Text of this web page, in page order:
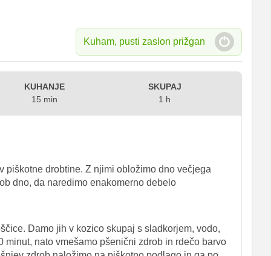
Kuham, pusti zaslon prižgan
KUHANJE
15 min
SKUPAJ
1 h
piškotne drobtine. Z njimi obložimo dno večjega
dno, da naredimo enakomerno debelo
Damo jih v kozico skupaj s sladkorjem, vodo,
nato vmešamo pšenični zdrob in rdečo barvo